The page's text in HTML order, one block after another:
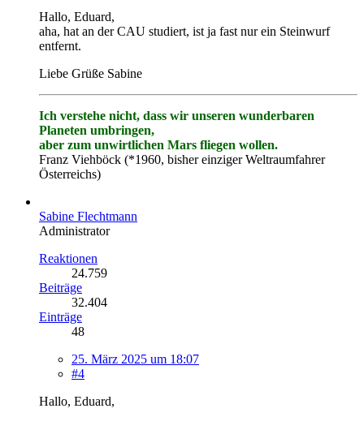
Hallo, Eduard,
aha, hat an der CAU studiert, ist ja fast nur ein Steinwurf
entfernt.
Liebe Grüße Sabine
Ich verstehe nicht, dass wir unseren wunderbaren
Planeten umbringen,
aber zum unwirtlichen Mars fliegen wollen.
Franz Viehböck (*1960, bisher einziger Weltraumfahrer
Österreichs)
Sabine Flechtmann
Administrator
Reaktionen
24.759
Beiträge
32.404
Einträge
48
25. März 2025 um 18:07
#4
Hallo, Eduard,